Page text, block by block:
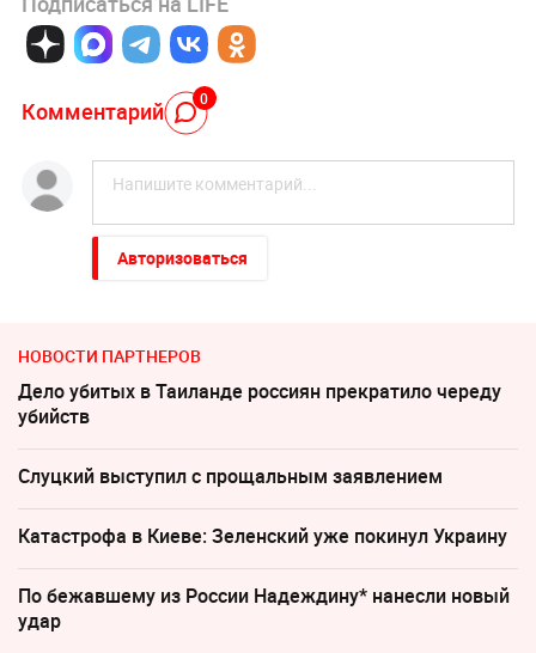
Комментарий 0
Авторизоваться
НОВОСТИ ПАРТНЕРОВ
Дело убитых в Таиланде россиян прекратило череду
убийств
Слуцкий выступил с прощальным заявлением
Катастрофа в Киеве: Зеленский уже покинул Украину
По бежавшему из России Надеждину* нанесли новый
удар